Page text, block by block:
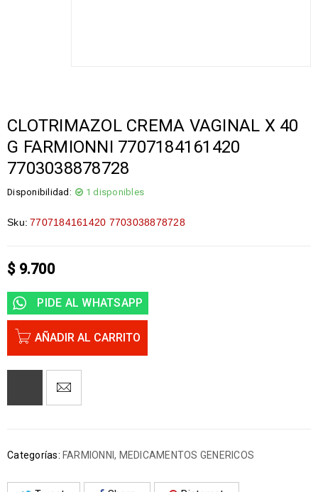
CLOTRIMAZOL CREMA VAGINAL X 40
G FARMIONNI 7707184161420
7703038878728
Disponibilidad: 1 disponibles
Sku: 7707184161420 7703038878728
$9.700
PIDE AL WHATSAPP
AÑADIR AL CARRITO
Categorías: FARMIONNI , MEDICAMENTOS GENERICOS